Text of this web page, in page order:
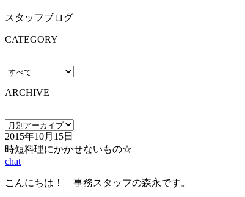
スタッフブログ
CATEGORY
ARCHIVE
2015年10月15日
時短料理にかかせないもの☆
chat
こんにちは！ 事務スタッフの森永です。